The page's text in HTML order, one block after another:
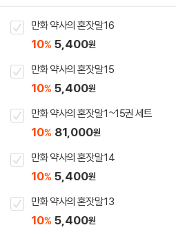
만화 약사의 혼잣말 16
10% 5,400원
만화 약사의 혼잣말 15
10% 5,400원
만화 약사의 혼잣말 1~15권 세트
10% 81,000원
만화 약사의 혼잣말 14
10% 5,400원
만화 약사의 혼잣말 13
10% 5,400원